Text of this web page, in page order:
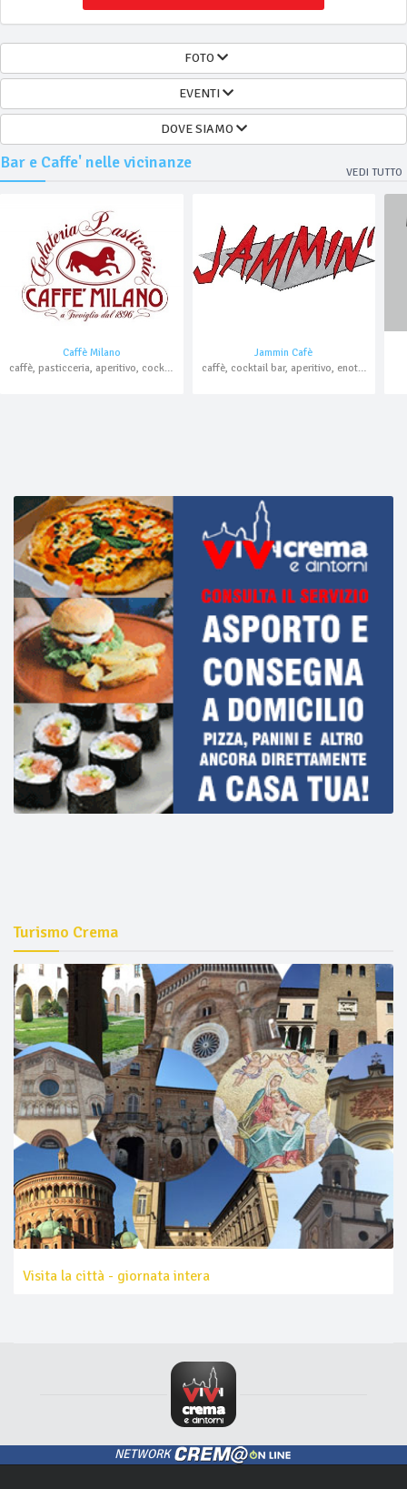
FOTO
EVENTI
DOVE SIAMO
Bar e Caffe' nelle vicinanze
VEDI TUTTO
Caffè Milano
caffè, pasticceria, aperitivo, cocktail bar
Jammin Cafè
caffè, cocktail bar, aperitivo, enoteca, birreria
Turismo Crema
Visita la città - giornata intera
NETWORK